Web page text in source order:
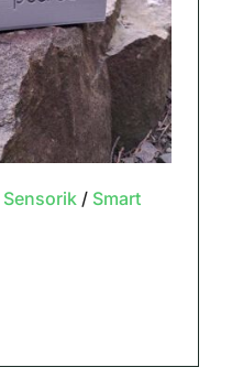
Sensorik/ Smart